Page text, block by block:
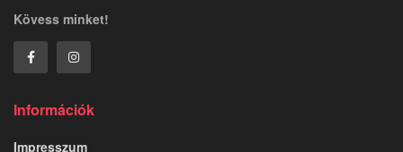
Kövess minket!
Információk
Impresszum